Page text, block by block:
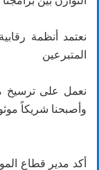
نعتمد أنظمة
المتبرعين
نعمل على ترسيخ
وأصبحنا شريكاً
أكد مدير قطاع